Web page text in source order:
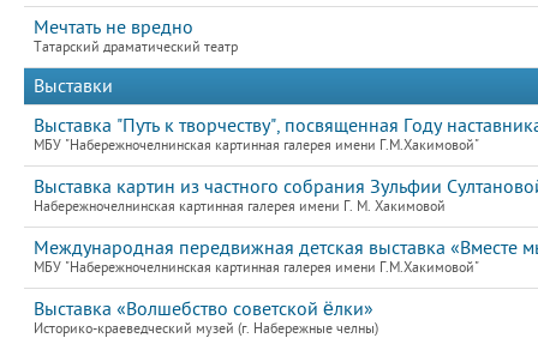
Мечтать не вредно
Татарский драматический театр
Выставки
Выставка "Путь к творчеству", посвященная Году
МБУ "Набережночелнинская картинная галерея имени Г.М.Хакимовой"
Выставка картин из частного собрания Зульфии
Набережночелнинская картинная галерея имени Г. М. Хакимовой
Международная передвижная детская выставка «Вместе
МБУ "Набережночелнинская картинная галерея имени Г.М.Хакимовой"
Выставка «Волшебство советской ёлки»
Историко-краеведческий музей (г. Набережные челны)